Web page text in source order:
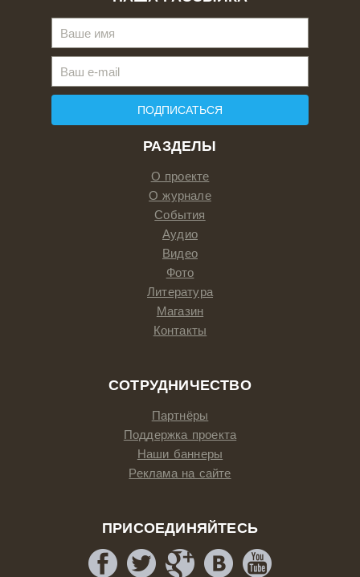
РАЗДЕЛЫ
О проекте
О журнале
События
Аудио
Видео
Фото
Литература
Магазин
Контакты
СОТРУДНИЧЕСТВО
Партнёры
Поддержка проекта
Наши баннеры
Реклама на сайте
ПРИСОЕДИНЯЙТЕСЬ
ПОДПИСАТЬСЯ